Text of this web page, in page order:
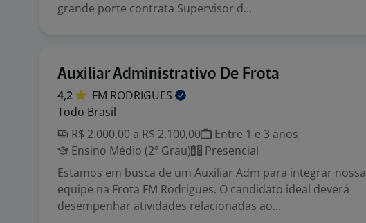
grande porte contrata Supervisor d...
Auxiliar Administrativo De Frota
4,2 FM RODRIGUES
Todo Brasil
R$ 2.000,00 a R$ 2.100,00
Entre 1 e 3 anos
Ensino Médio (2º Grau)
Presencial
Estamos em busca de um Auxiliar Adm para integrar nossa
equipe na Frota FM Rodrigues. O candidato ideal deverá
desempenhar atividades relacionadas ao...